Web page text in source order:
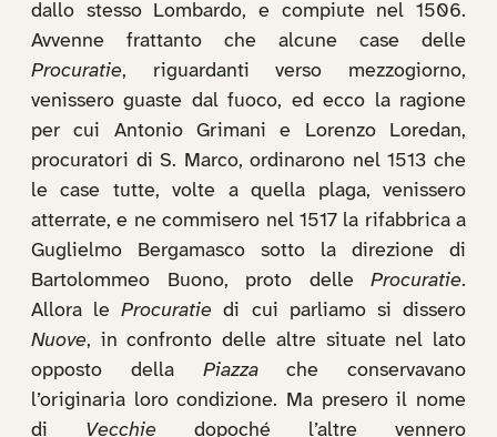
dallo stesso Lombardo, e compiute nel 1506.
Avvenne frattanto che alcune case delle
Procuratie, riguardanti verso mezzogiorno,
venissero guaste dal fuoco, ed ecco la ragione
per cui Antonio Grimani e Lorenzo Loredan,
procuratori di S. Marco, ordinarono nel 1513 che
le case tutte, volte a quella plaga, venissero
atterrate, e ne commisero nel 1517 la rifabbrica a
Guglielmo Bergamasco sotto la direzione di
Bartolommeo Buono, proto delle Procuratie.
Allora leProcuratie di cui parliamo si dissero
Nuove, in confronto delle altre situate nel lato
opposto della Piazzache conservavano
l’originaria loro condizione. Ma presero il nome
di Vecchie dopoché l’altre vennero